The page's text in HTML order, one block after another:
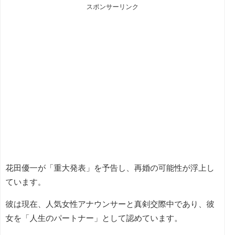
スポンサーリンク
花田優一が「重大発表」を予告し、再婚の可能性が浮上し
ています。
彼は現在、人気女性アナウンサーと真剣交際中であり、彼
女を「人生のパートナー」として認めています。